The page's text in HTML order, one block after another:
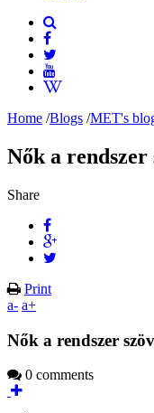
Home /Blogs /MET's
Nők a rendszer
Share
Print
a- a+
Nők a rendszer
0 comments